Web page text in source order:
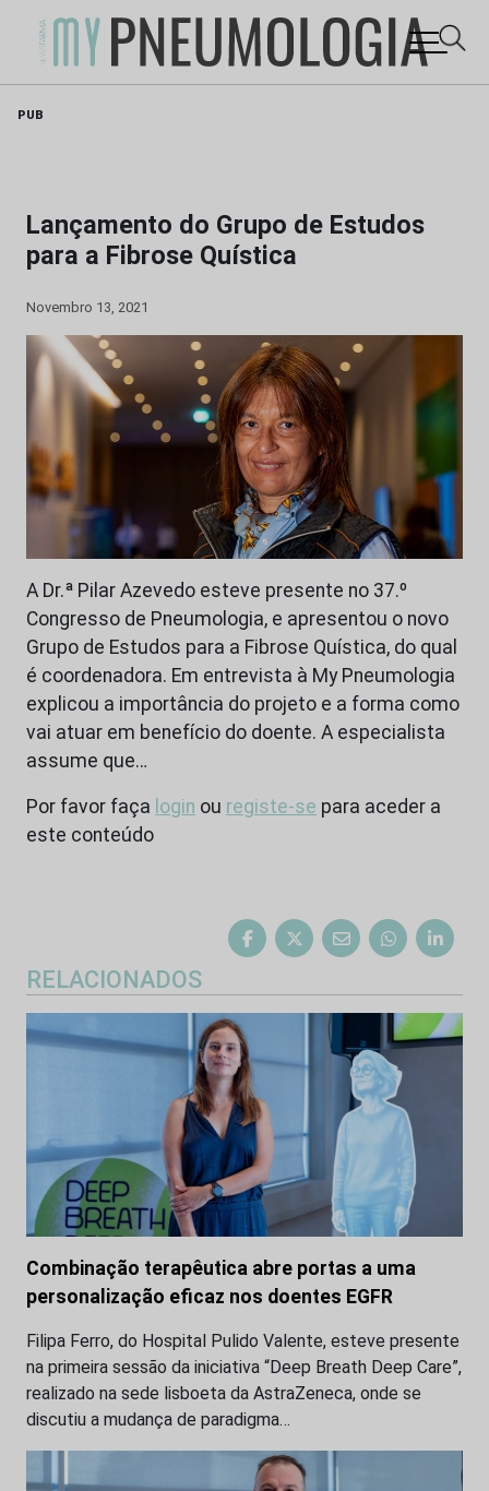
PUB
Lançamento do Grupo de Estudos
para a Fibrose Quística
Novembro 13, 2021
A Dr.ª Pilar Azevedo esteve presente no 37.º
Congresso de Pneumologia, e apresentou o novo
Grupo de Estudos para a Fibrose Quística, do qual
é coordenadora. Em entrevista à My Pneumologia
explicou a importância do projeto e a forma como
vai atuar em benefício do doente. A especialista
assume que…
Por favor faça login ou registe-se para aceder a
este conteúdo
RELACIONADOS
Combinação terapêutica abre portas a uma
personalização eficaz nos doentes EGFR
Filipa Ferro, do Hospital Pulido Valente, esteve presente
na primeira sessão da iniciativa “Deep Breath Deep Care”,
realizado na sede lisboeta da AstraZeneca, onde se
discutiu a mudança de paradigma…